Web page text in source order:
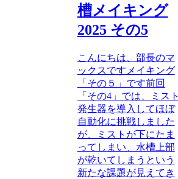
槽メイキング
2025 その5
こんにちは、部長のマ
ックスですメイキング
「その５」です前回
「その4」では、ミスト
発生器を導入してほぼ
自動化に挑戦しました
が、ミストが下にたま
ってしまい、水槽上部
が乾いてしまうという
新たな課題が見えてき